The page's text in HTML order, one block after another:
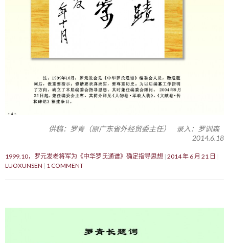
供稿：罗青（原广东省外经贸委主任） 录入：罗训森
2014.6.18
1999.10，罗元发老将军为《中华罗氏通谱》确定指导思想 2014 年 6 月 21 日
LUOXUNSEN
1 COMMENT